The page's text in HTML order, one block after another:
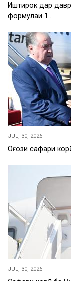
Иштирок дар
формулаи 1…
JUL, 30, 2026
Оғози сафари
JUL, 30, 2026